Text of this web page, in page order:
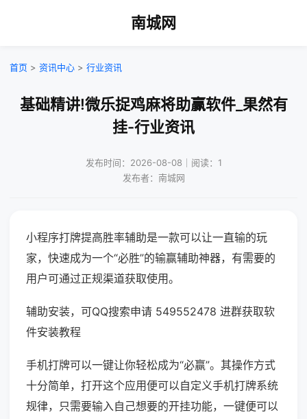
南城网
首页 > 资讯中心 > 行业资讯
基础精讲!微乐捉鸡麻将助赢软件_果然有
挂-行业资讯
发布时间：2026-08-08｜阅读：1
发布者：南城网
小程序打牌提高胜率辅助是一款可以让一直输的玩
家，快速成为一个“必胜”的输赢辅助神器，有需要的
用户可通过正规渠道获取使用。
辅助安装，可QQ搜索申请 549552478 进群获取软
件安装教程
手机打牌可以一键让你轻松成为“必赢”。其操作方式
十分简单，打开这个应用便可以自定义手机打牌系统
规律，只需要输入自己想要的开挂功能，一键便可以